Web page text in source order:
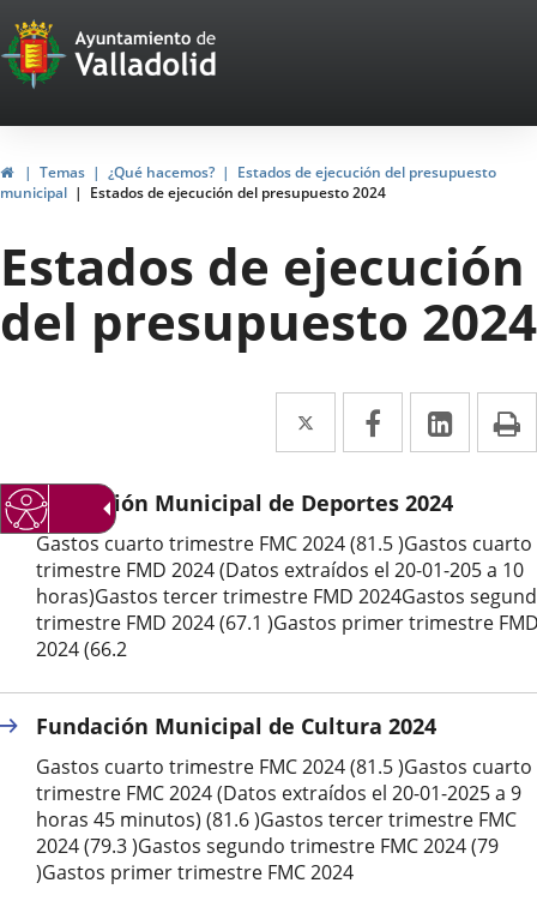
Portal
Web
del
Ayuntamiento
de
Valladolid
InicioTemas ¿Qué hacemos?
Estados de ejecución del presupuesto
municipal
Estados de ejecución del presupuesto 2024
Estados de ejecución
del presupuesto 2024
Twitter
Enlace
a
una
aplicación
externa.
Facebook
Enlace
a
una
aplicación
externa.
Enlace
a
una
Fundación Municipal de Deportes 2024
Gastos cuarto trimestre FMC 2024 (81.5 )Gastos cuarto
trimestre FMD 2024 (Datos extraídos el 20-01-205 a 10
horas)Gastos tercer trimestre FMD 2024Gastos
trimestre FMD 2024 (67.1 )Gastos primer trimestre
2024 (66.2
Fundación Municipal de Cultura 2024
Gastos cuarto trimestre FMC 2024 (81.5 )Gastos cuarto
trimestre FMC 2024 (Datos extraídos el 20-01-2025 a 9
horas 45 minutos) (81.6 )Gastos tercer trimestre FMC
2024 (79.3 )Gastos segundo trimestre FMC 2024 (79
)Gastos primer trimestre FMC 2024